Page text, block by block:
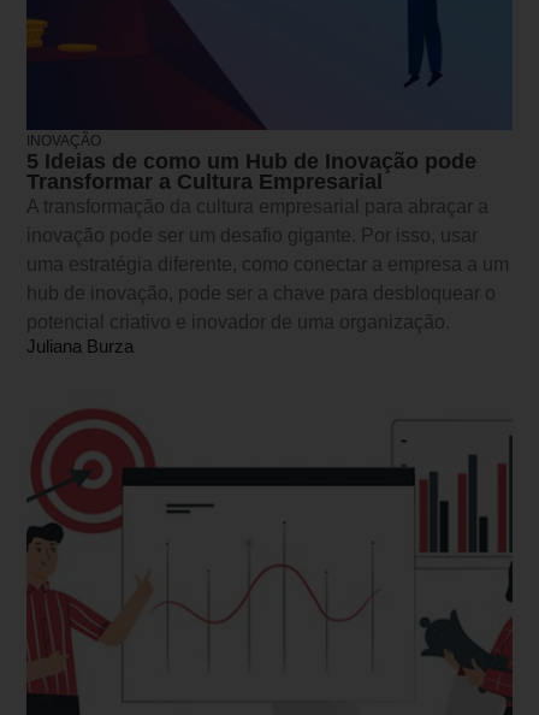
INOVAÇÃO
5 Ideias de como um Hub de Inovação pode
Transformar a Cultura Empresarial
A transformação da cultura empresarial para abraçar a
inovação pode ser um desafio gigante. Por isso, usar
uma estratégia diferente, como conectar a empresa a um
hub de inovação, pode ser a chave para desbloquear o
potencial criativo e inovador de uma organização.
Juliana Burza